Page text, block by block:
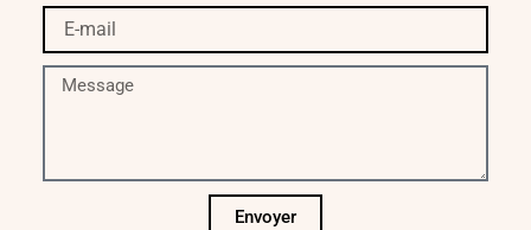
mail
Message
Envoyer